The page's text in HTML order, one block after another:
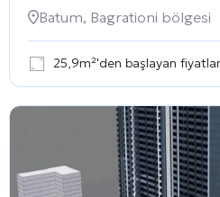
Batum, Bagrationi bölgesi
25,9m²'den başlayan